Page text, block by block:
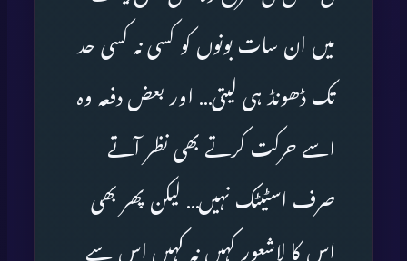
میں ان سات بونوں کو کسی نہ کسی حد
تک ڈھونڈ ہی لیتی… اور بعض دفعہ وہ
اسے حرکت کرتے بھی نظر آتے
صرف اسٹیٹک نہیں… لیکن پھر بھی
اس کا لاشعور کہیں نہ کہیں اس سے